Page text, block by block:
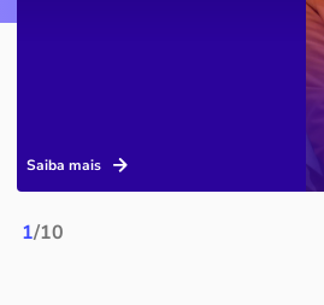
1/10
Saiba mais